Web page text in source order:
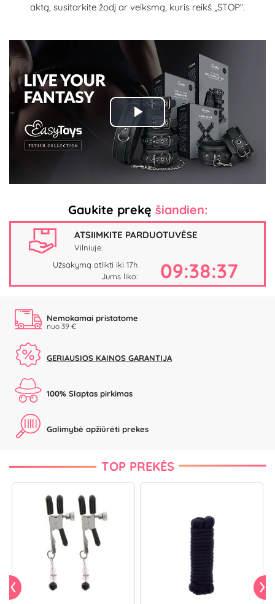
aktą, susitarkite žodį ar veiksmą, kuris reikš „STOP“.
Play
Video
Gaukite prekę šiandien:
ATSIIMKITE PARDUOTUVĖSE
Vilniuje.
Užsakymą atlikti iki 17h
Jums liko:
09:38:37
Nemokamai pristatome
nuo 39 €
GERIAUSIOS KAINOS GARANTIJA
100% Slaptas pirkimas
Galimybė apžiūrėti prekes
TOP PREKĖS